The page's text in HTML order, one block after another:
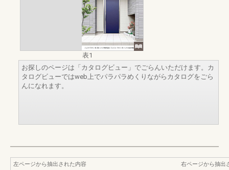
表1
お探しのページは「カタログビュー」でごらんいただけます。カ
タログビューではweb上でパラパラめくりながらカタログをごら
んになれます。
左ページから抽出された内容
右ページから抽出